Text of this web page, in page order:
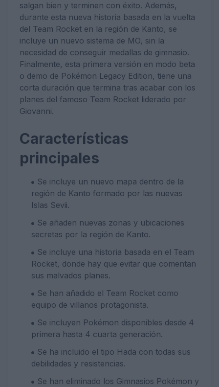
salgan bien y terminen con éxito. Además,
durante esta nueva historia basada en la vuelta
del Team Rocket en la región de Kanto, se
incluye un nuevo sistema de MO, sin la
necesidad de conseguir medallas de gimnasio.
Finalmente, esta primera versión en modo beta
o demo de Pokémon Legacy Edition, tiene una
corta duración que termina tras acabar con los
planes del famoso Team Rocket liderado por
Giovanni.
Características
principales
Se incluye un nuevo mapa dentro de la
región de Kanto formado por las nuevas
Islas Sevii.
Se añaden nuevas zonas y ubicaciones
secretas por la región de Kanto.
Se incluye una historia basada en el Team
Rocket, donde hay que evitar que comentan
sus malvados planes.
Se han añadido el Team Rocket como
equipo de villanos protagonista.
Se incluyen Pokémon disponibles desde 4
primera hasta 4 cuarta generación.
Se ha incluido el tipo Hada con todas sus
debilidades y resistencias.
Se han eliminado los Gimnasios Pokémon y